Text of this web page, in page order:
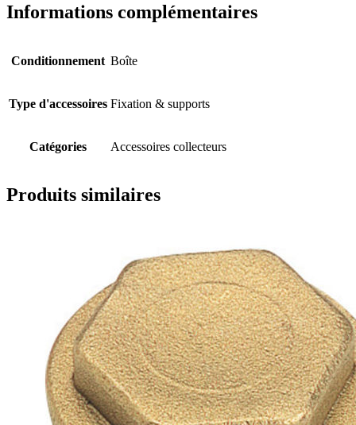
Informations complémentaires
Conditionnement Boîte
Type d'accessoires Fixation & supports
Catégories Accessoires collecteurs
Produits similaires